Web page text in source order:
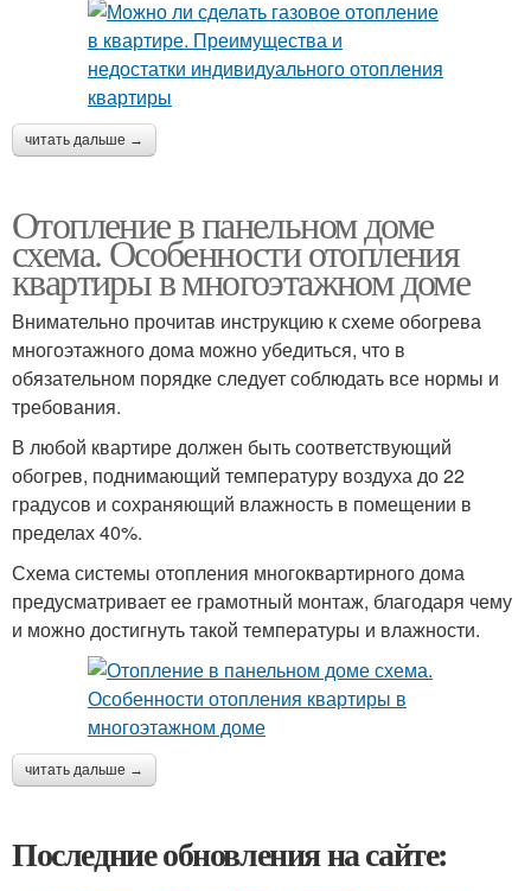
читать дальше →
Отопление в панельном доме
схема. Особенности отопления
квартиры в многоэтажном доме
Внимательно прочитав инструкцию к схеме обогрева
многоэтажного дома можно убедиться, что в
обязательном порядке следует соблюдать все нормы и
требования.
В любой квартире должен быть соответствующий
обогрев, поднимающий температуру воздуха до 22
градусов и сохраняющий влажность в помещении в
пределах 40%.
Схема системы отопления многоквартирного дома
предусматривает ее грамотный монтаж, благодаря чему
и можно достигнуть такой температуры и влажности.
читать дальше →
Последние обновления на сайте: